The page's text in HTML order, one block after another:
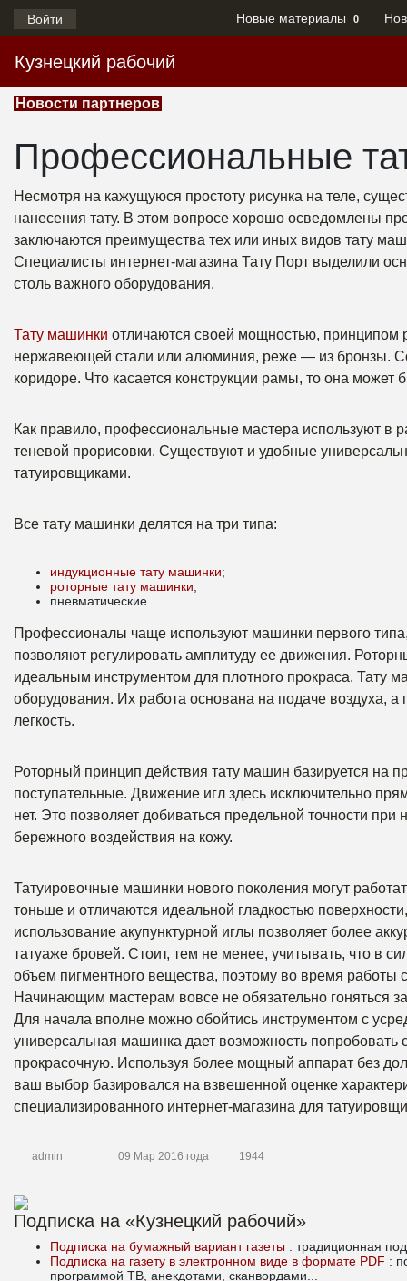
Войти Новые материалы 0
Кузнецкий рабочий
Новости партнеров
Профессиональные
Несмотря на кажущуюся простоту рисунка на теле,
нанесения тату. В этом вопросе хорошо осведомлены
заключаются преимущества тех или иных видов тату
Специалисты интернет-магазина Тату Порт выделили
столь важного оборудования.
Тату машинки отличаются своей мощностью, принципом
нержавеющей стали или алюминия, реже — из бронзы.
коридоре. Что касается конструкции рамы, то она может
Как правило, профессиональные мастера используют в
теневой прорисовки. Существуют и удобные
татуировщиками.
Все тату машинки делятся на три типа:
индукционные тату машинки;
роторные тату машинки;
пневматические.
Профессионалы чаще используют машинки первого
позволяют регулировать амплитуду ее движения.
идеальным инструментом для плотного прокраса. Тату
оборудования. Их работа основана на подаче воздуха,
легкость.
Роторный принцип действия тату машин базируется на
поступательные. Движение игл здесь исключительно
нет. Это позволяет добиваться предельной точности
бережного воздействия на кожу.
Татуировочные машинки нового поколения могут
тоньше и отличаются идеальной гладкостью
использование акупунктурной иглы позволяет более
татуаже бровей. Стоит, тем не менее, учитывать, что в
объем пигментного вещества, поэтому во время
Начинающим мастерам вовсе не обязательно гоняться
Для начала вполне можно обойтись инструментом с
универсальная машинка дает возможность попробовать
прокрасочную. Используя более мощный аппарат без
ваш выбор базировался на взвешенной оценке
специализированного интернет-магазина для
admin 09 Мар 2016 года 1944
Подписка на «Кузнецкий рабочий»
Подписка на бумажный вариант газеты : традиционная
Подписка на газету в электронном виде в формате PDF :
программой ТВ, анекдотами, сканвордами...